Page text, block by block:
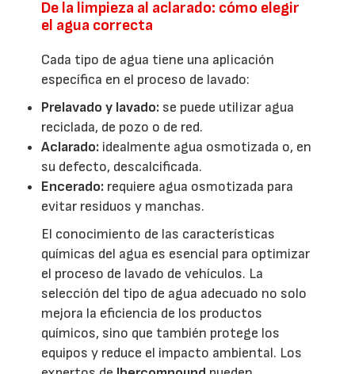
De la limpieza al aclarado: cómo elegir
el agua correcta
Cada tipo de agua tiene una aplicación
específica en el proceso de lavado:
Prelavado y lavado: se puede utilizar agua
reciclada, de pozo o de red.
Aclarado: idealmente agua osmotizada o, en
su defecto, descalcificada.
Encerado: requiere agua osmotizada para
evitar residuos y manchas.
El conocimiento de las características
químicas del agua es esencial para optimizar
el proceso de lavado de vehículos. La
selección del tipo de agua adecuado no solo
mejora la eficiencia de los productos
químicos, sino que también protege los
equipos y reduce el impacto ambiental. Los